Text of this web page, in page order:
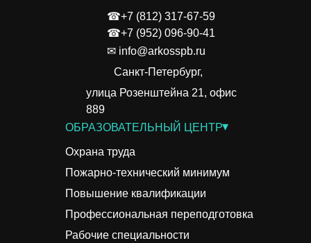
ОБРАЗОВАТЕЛЬНЫЙ ЦЕНТР
Охрана труда
▾
Повышение квалификации
Профессиональная переподготовка
Рабочие специальности
☎+7 (812) 317-67-59
☎+7 (952) 096-90-41
✉ info@arkosspb.ru
Санкт-Петербург,
улица Розенштейна 21, офис
889
Пожарно-технический минимум